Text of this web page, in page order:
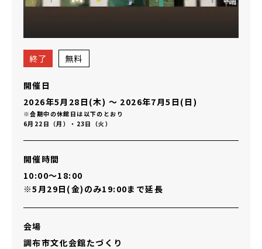
終了 無料
開催日
2026年5月28日(木) 〜 2026年7月5日(日)
※会期中の休館日は以下のとおり
6月22日（月）・23日（火）
開催時間
10:00～18:00
※5月29日(金)のみ19:00まで延長
会場
調布市文化会館たづくり